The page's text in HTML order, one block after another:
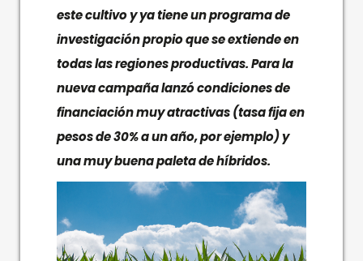
este cultivo y ya tiene un programa de
investigación propio que se extiende en
todas las regiones productivas. Para la
nueva campaña lanzó condiciones de
financiación muy atractivas (tasa fija en
pesos de 30% a un año, por ejemplo) y
una muy buena paleta de híbridos.